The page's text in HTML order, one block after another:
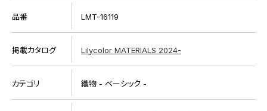
品番 LMT-16119
掲載カタログ Lilycolor MATERIALS 2024-
カテゴリ 織物 - ベーシック -